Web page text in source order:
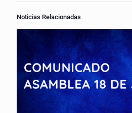
Noticias Relacionadas